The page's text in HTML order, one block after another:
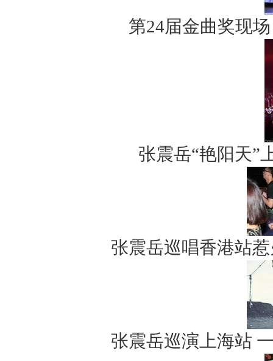
第24届金曲奖现
张震岳“艳阳天”
张震岳巡唱香港站
张震岳巡演上海站